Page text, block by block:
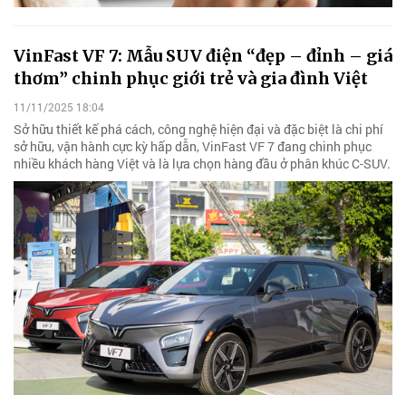
VinFast VF 7: Mẫu SUV điện “đẹp – đỉnh – giá
thơm” chinh phục giới trẻ và gia đình Việt
11/11/2025 18:04
Sở hữu thiết kế phá cách, công nghệ hiện đại và đặc biệt là chi phí
sở hữu, vận hành cực kỳ hấp dẫn, VinFast VF 7 đang chinh phục
nhiều khách hàng Việt và là lựa chọn hàng đầu ở phân khúc C-SUV.